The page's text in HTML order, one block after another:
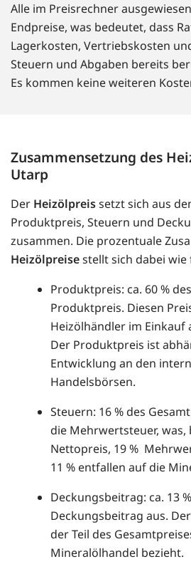
Alle im Preisrechner
Endpreise, was bedeutet, dass
Lagerkosten, Vertriebskosten
Steuern und Abgaben bereits
Es kommen keine weiteren
Zusammensetzung des
Utarp
Der Heizölpreissetzt sich aus
Produktpreis, Steuern und
zusammen. Die prozentuale
Heizölpreisestellt sich dabei
Produktpreis: ca. 60 %
Produktpreis. Diesen
Heizölhändler im Einkauf
Der Produktpreis ist
Entwicklung an den
Handelsbörsen.
Steuern: 16 % des
die Mehrwertsteuer, was,
Nettopreis, 19 %
11 % entfallen auf die
Deckungsbeitrag: ca. 13
Deckungsbeitrag aus.
der Teil des
Mineralölhandel bezieht.